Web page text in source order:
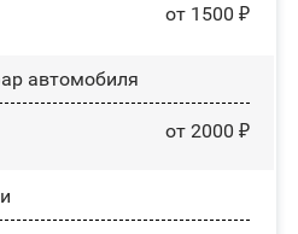
от 1500 ₽
автомобиля
от 2000 ₽